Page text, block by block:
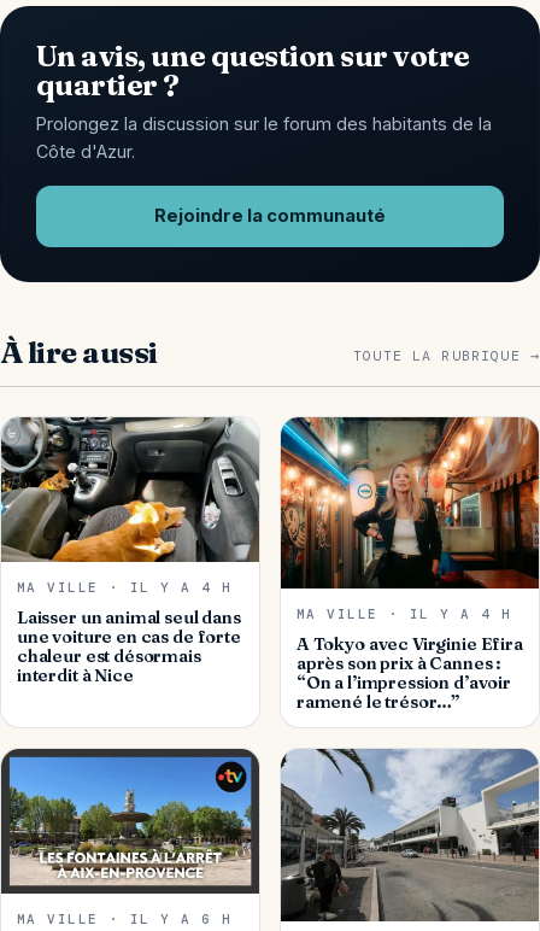
Un avis, une question sur votre
quartier ?
Prolongez la discussion sur le forum des habitants de la
Côte d'Azur.
Rejoindre la communauté
À lire aussi TOUTE LA RUBRIQUE →
MA VILLE · IL Y A 4 H
Laisser un animal seul dans
une voiture en cas de forte
chaleur est désormais
interdit à Nice
MA VILLE · IL Y A 4 H
A Tokyo avec Virginie Efira
après son prix à Cannes :
“On a l’impression d’avoir
ramené le trésor…”
MA VILLE · IL Y A 6 H